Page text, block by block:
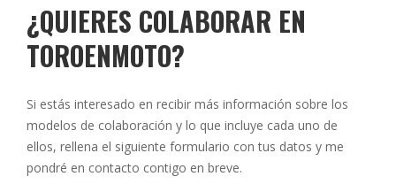
¿QUIERES COLABORAR EN
TOROENMOTO?
Si estás interesado en recibir más información sobre los
modelos de colaboración y lo que incluye cada uno de
ellos, rellena el siguiente formulario con tus datos y me
pondré en contacto contigo en breve.